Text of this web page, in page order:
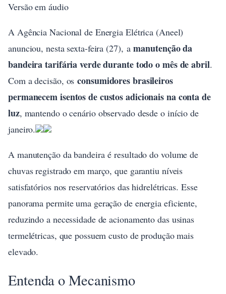
Versão em áudio
A Agência Nacional de Energia Elétrica (Aneel)
anunciou, nesta sexta-feira (27), amanutenção da
bandeira tarifária verde durante todo o mês de abril.
Com a decisão, osconsumidores brasileiros
permanecem isentos de custos adicionais na conta de
luz, mantendo o cenário observado desde o início de
janeiro.
A manutenção da bandeira é resultado do volume de
chuvas registrado em março, que garantiu níveis
satisfatórios nos reservatórios das hidrelétricas. Esse
panorama permite uma geração de energia eficiente,
reduzindo a necessidade de acionamento das usinas
termelétricas, que possuem custo de produção mais
elevado.
Entenda o Mecanismo